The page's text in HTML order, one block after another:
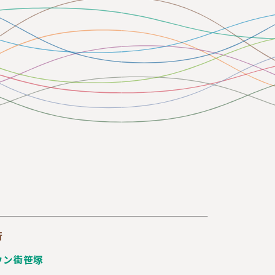
街笹塚